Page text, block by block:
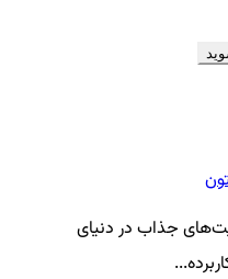
جذاب در دنیای